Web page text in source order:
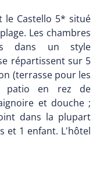
le Castello 5* situé
Les chambres
dans un style
répartissent sur 5
(terrasse pour les
patio en rez de
et douche ;
dans la plupart
et 1 enfant. L'hôtel